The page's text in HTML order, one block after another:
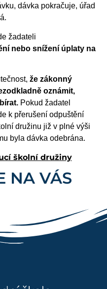
dávka pokračuje, úřad
žadateli
nebo snížení úplaty na
že zákonný
oznámit,
Pokud žadatel
k přerušení odpuštění
družinu již v plné výši
byla dávka odebrána.
školní družiny
NA VÁS